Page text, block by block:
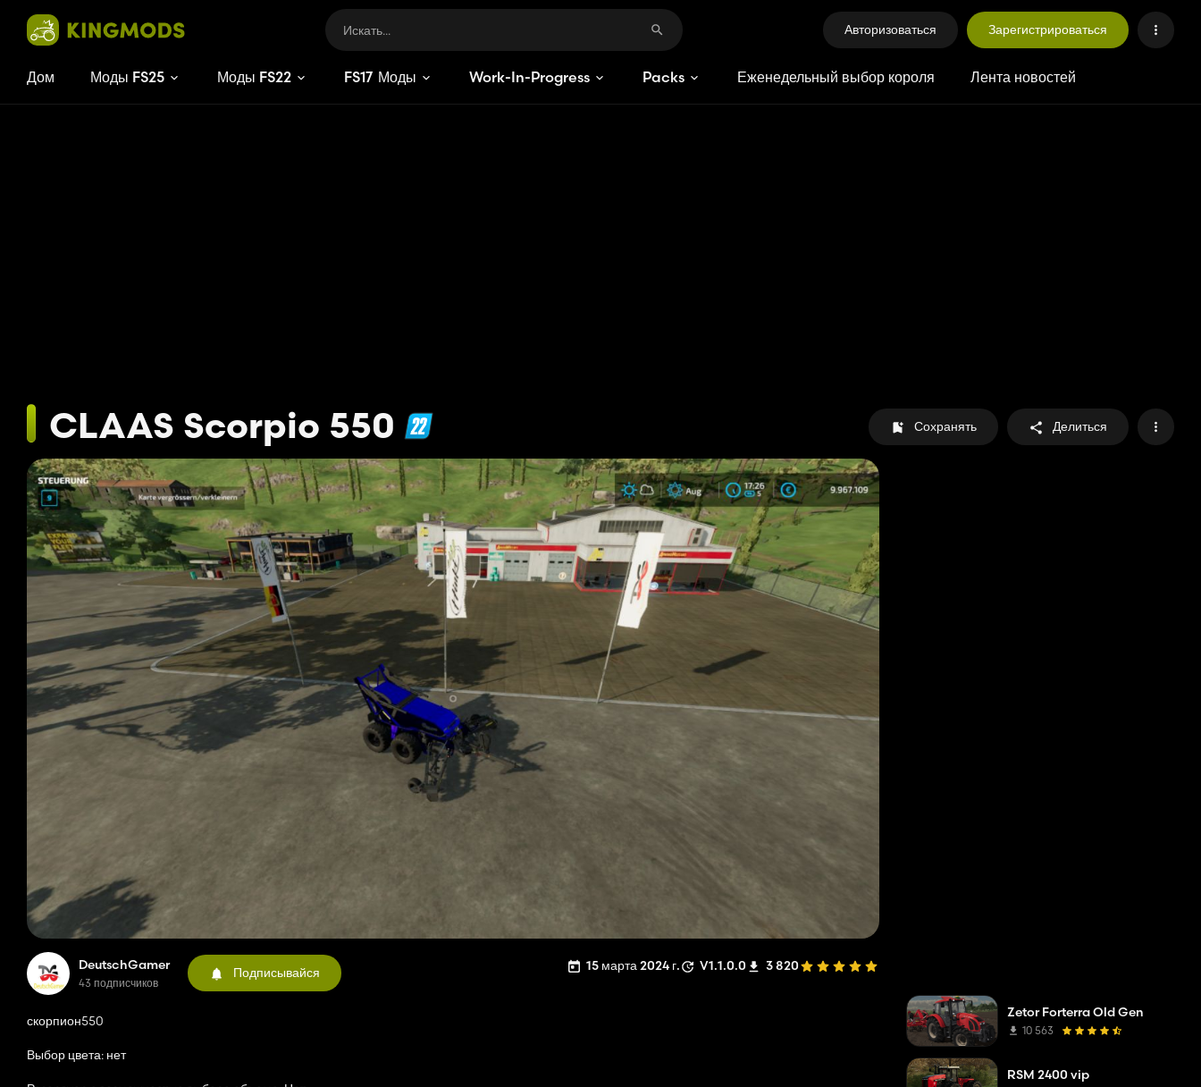
Авторизоваться Зарегистрироваться
Дом Моды FS25 Моды FS22 FS17 Моды Work-In-Progress Packs Еженедельный выбор короля Лента новостей
CLAAS Scorpio 550 Сохранять Делиться
DeutschGamer
43 подписчиков
Подписывайся 15 марта 2024 г. V1.1.0.0 3 820
скорпион550
Выбор цвета: нет
Zetor Forterra Old Gen
10 563
RSM 2400 vip